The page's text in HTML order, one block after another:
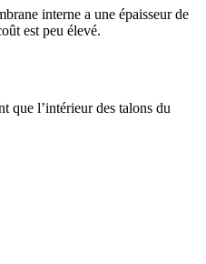
interne a une épaisseur de
est peu élevé.
que l’intérieur des talons du